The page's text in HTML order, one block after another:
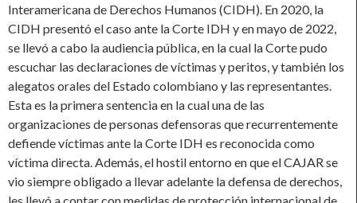
Interamericana de Derechos Humanos (CIDH). En 2020, la
CIDH presentó el caso ante la Corte IDH y en mayo de 2022,
se llevó a cabo la audiencia pública, en la cual la Corte pudo
escuchar las declaraciones de víctimas y peritos, y también los
alegatos orales del Estado colombiano y las representantes.
Esta es la primera sentencia en la cual una de las
organizaciones de personas defensoras que recurrentemente
defiende víctimas ante la Corte IDH es reconocida como
víctima directa. Además, el hostil entorno en que el CAJAR se
vio siempre obligado a llevar adelante la defensa de derechos,